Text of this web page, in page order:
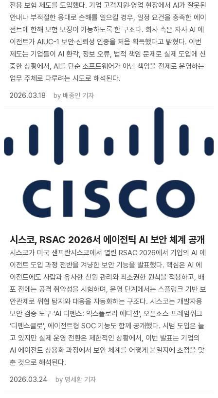
전용 보험 제도를 도입했다. 기업 고객지원·영업 현장에서 AI가 잘못된
안내나 부적절한 응대로 손해를 일으킬 경우, 일정 요건을 충족한 에이
전트에 한해 보험 보장이 가능하도록 한 구조다. 회사 측은 자사 AI 에
이전트가 AIUC-1 보안·신뢰성 인증을 처음 획득했다고 밝혔다. 이번
제도는 기업들이 AI 환각, 정보 오류, 법적 책임 문제로 실제 도입에 신
중한 상황에서, AI를 단순 소프트웨어가 아닌 책임을 전제로 운영하는
업무 주체로 다루려는 시도로 해석된다.
2026.03.18
by 배종인 기자
시스코, RSAC 2026서 에이전틱 AI 보안 체계 공개
시스코가 미국 샌프란시스코에서 열린 RSAC 2026에서 기업의 AI 에
이전트 도입 과정 전반을 겨냥한 보안 기능을 발표했다. 핵심은 AI 에
이전트에도 사람과 유사한 신원 관리와 최소권한 원칙을 적용하고, 배
포 전에는 공격 취약성을 시험하며, 운영 단계에서는 스플렁크 기반 보
안관제로 위협 탐지와 대응을 자동화하는 구조다. 시스코는 개발자용
보안 검증 도구 ‘AI 디펜스: 익스플로러 에디션’, 오픈소스 프레임워크
‘디펜스클로’, 에이전트형 SOC 기능도 함께 공개했다. 시범 도입은 늘
고 있지만 실제 운영 전환은 제한적인 상황에서, 이번 발표는 기업의
AI 에이전트 상용화 과정에서 보안 체계를 어떻게 붙일지에 초점을 맞
춘 것으로 해석된다.
2026.03.24
by 명세환 기자